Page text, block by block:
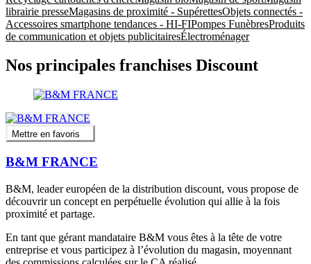
librairie presseMagasins de proximité - SupérettesObjets connectés -
Accessoires smartphone tendances - HI-FIPompes FunèbresProduits
de communication et objets publicitairesÉlectroménager
Nos principales franchises Discount
Mettre en favoris
B&M FRANCE
B&M, leader européen de la distribution discount, vous propose de
découvrir un concept en perpétuelle évolution qui allie à la fois
proximité et partage.
En tant que gérant mandataire B&M vous êtes à la tête de votre
entreprise et vous participez à l’évolution du magasin, moyennant